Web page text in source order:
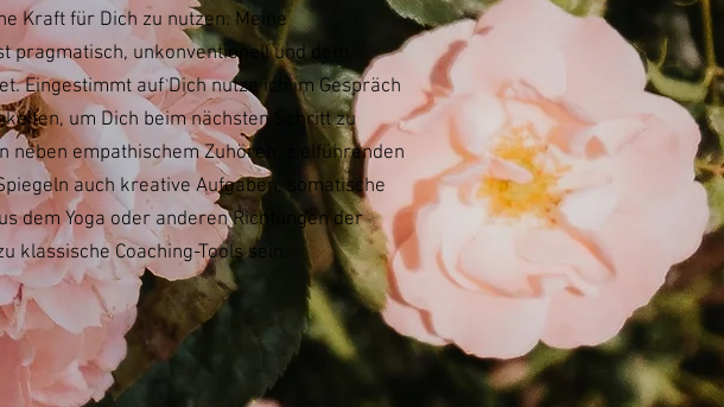
Kraft für Dich zu nutzen. Meine
pragmatisch, unkonventionell und dem
Eingestimmt auf Dich nutze ich im Gespräch
um Dich beim nächsten Schritt zu
neben empathischem Zuhören, zielführenden
auch kreative Aufgaben, somatische
dem Yoga oder anderen Richtungen der
klassische Coaching-Tools sein.